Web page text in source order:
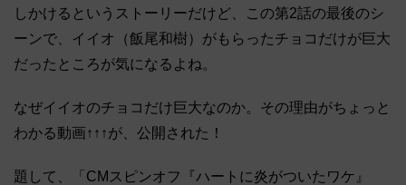
しかけるというストーリーだけど、この第2話の最後のシ
ーンで、イイオ（飯尾和樹）がもらったチョコだけが巨大
だったところが気になるよね。
なぜイイオのチョコだけ巨大なのか。その理由がちょっと
わかる動画↑↑↑が、公開された！
題して、「CMスピンオフ『ハートに炎がついたワケ』